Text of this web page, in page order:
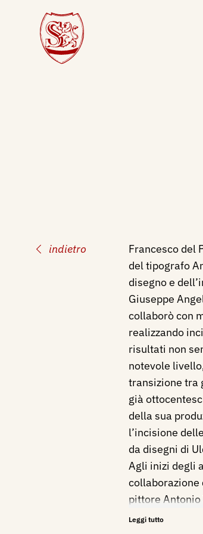
indietro
Francesco del
del tipografo
disegno e
Giuseppe
collaborò con
realizzando
risultati non
notevole
transizione tra
già
della sua
l’incisione
da disegni di
Agli inizi degli
collaborazione
pittore
Serie di
Leggi tutto